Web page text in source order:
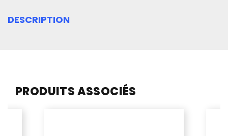
DESCRIPTION
PRODUITS ASSOCIÉS